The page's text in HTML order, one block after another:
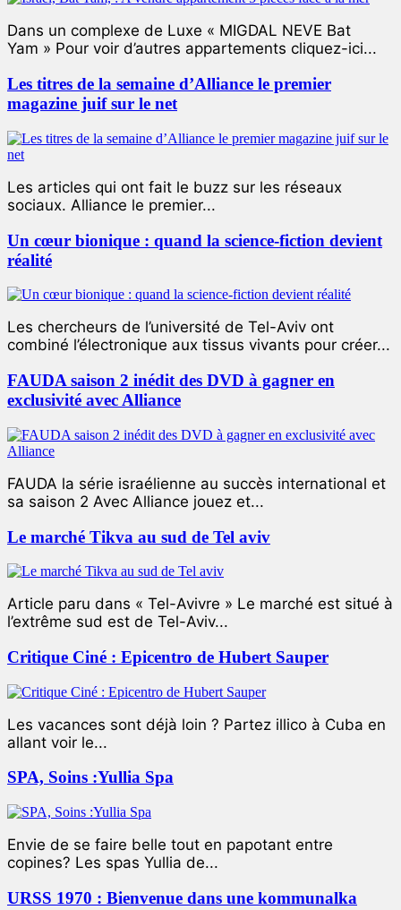
Dans un complexe de Luxe « MIGDAL NEVE Bat
Yam » Pour voir d’autres appartements cliquez-ici...
Les titres de la semaine d’Alliance le premier
magazine juif sur le net
Les articles qui ont fait le buzz sur les réseaux
sociaux. Alliance le premier...
Un cœur bionique : quand la science-fiction devient
réalité
Les chercheurs de l’université de Tel-Aviv ont
combiné l’électronique aux tissus vivants pour créer...
FAUDA saison 2 inédit des DVD à gagner en
exclusivité avec Alliance
FAUDA la série israélienne au succès international et
sa saison 2 Avec Alliance jouez et...
Le marché Tikva au sud de Tel aviv
Article paru dans « Tel-Avivre » Le marché est situé à
l’extrême sud est de Tel-Aviv...
Critique Ciné : Epicentro de Hubert Sauper
Les vacances sont déjà loin ? Partez illico à Cuba en
allant voir le...
SPA, Soins :Yullia Spa
Envie de se faire belle tout en papotant entre
copines? Les spas Yullia de...
URSS 1970 : Bienvenue dans une kommunalka